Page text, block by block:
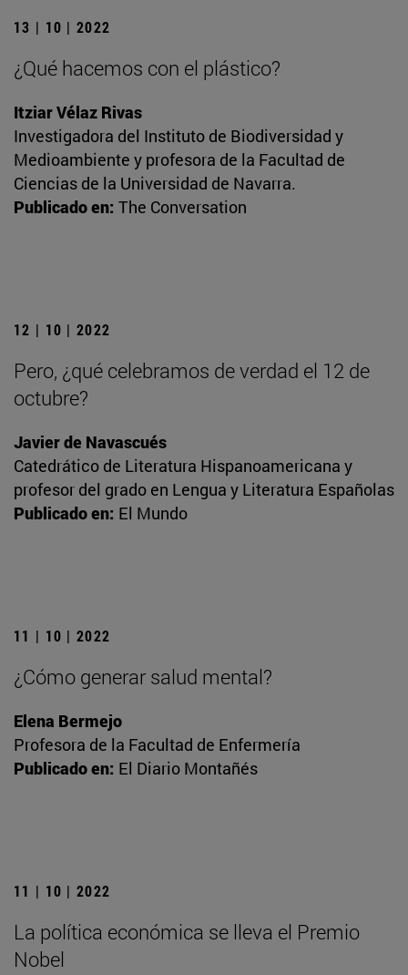
13 | 10 | 2022
¿Qué hacemos con el plástico?
Itziar Vélaz Rivas
Investigadora del Instituto de Biodiversidad y
Medioambiente y profesora de la Facultad de
Ciencias de la Universidad de Navarra.
Publicado en: The Conversation
12 | 10 | 2022
Pero, ¿qué celebramos de verdad el 12 de
octubre?
Javier de Navascués
Catedrático de Literatura Hispanoamericana y
profesor del grado en Lengua y Literatura Españolas
Publicado en: El Mundo
11 | 10 | 2022
¿Cómo generar salud mental?
Elena Bermejo
Profesora de la Facultad de Enfermería
Publicado en: El Diario Montañés
11 | 10 | 2022
La política económica se lleva el Premio
Nobel